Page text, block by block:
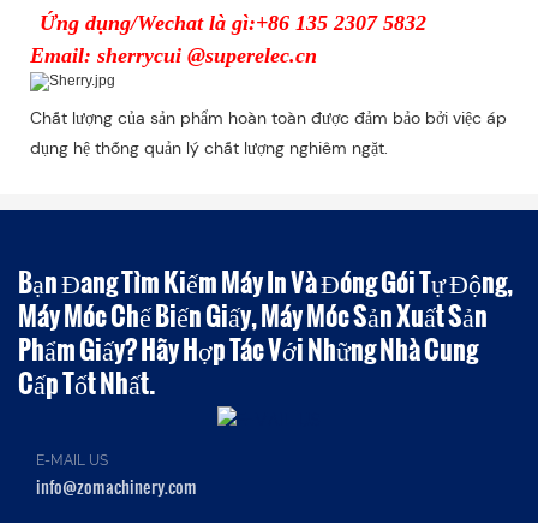
Ứng dụng/Wechat là gì:+86 135 2307 5832
Email: sherrycui @superelec.cn
Chất lượng của sản phẩm hoàn toàn được đảm bảo bởi việc áp
dụng hệ thống quản lý chất lượng nghiêm ngặt.
Bạn Đang Tìm Kiếm Máy In Và Đóng Gói Tự Động,
Máy Móc Chế Biến Giấy, Máy Móc Sản Xuất Sản
Phẩm Giấy? Hãy Hợp Tác Với Những Nhà Cung
Cấp Tốt Nhất.
E-MAIL US
info@zomachinery.com